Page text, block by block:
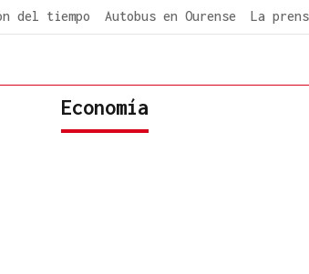
del tiempo Autobus en Ourense La
Economía